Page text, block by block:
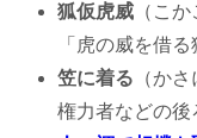
狐仮虎威 （こ
「虎の威を借
笠に着る （か
権力者などの後